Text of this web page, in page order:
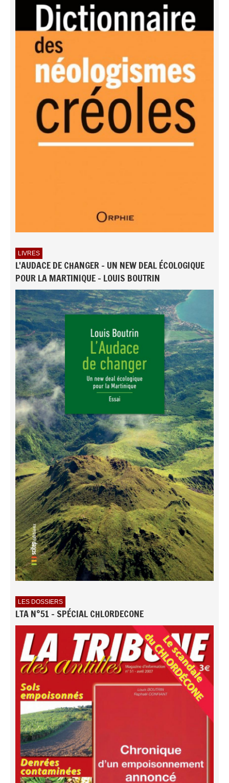
LIVRES
L'AUDACE DE CHANGER - UN NEW DEAL ÉCOLOGIQUE
POUR LA MARTINIQUE - LOUIS BOUTRIN
LES DOSSIERS
LTA N°51 - SPÉCIAL CHLORDECONE